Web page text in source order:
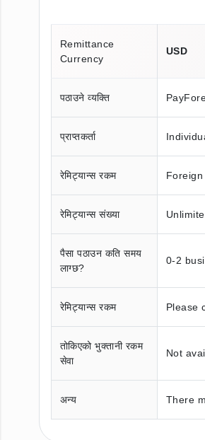
Remittance
Currency
USD
पठाउने व्यक्ति
प्राप्तकर्ता
रेमिट्यान्स रकम
रेमिट्यान्स संख्या
पैसा पठाउन कति समय
लाग्छ?
0-2
रेमिट्यान्स रकम Please
तोकिएको भुक्तानी रकम
सेवा
Not
अन्य There